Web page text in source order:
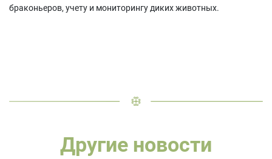
браконьеров, учету и мониторингу диких животных.
Другие новости